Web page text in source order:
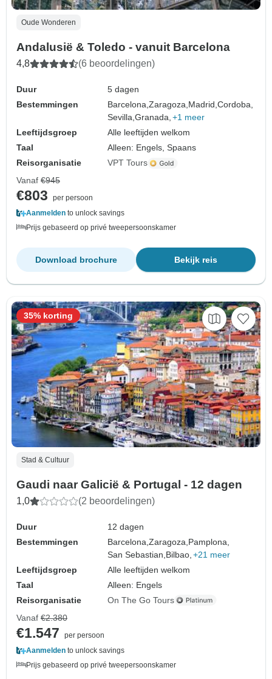
Oude Wonderen
Andalusië & Toledo - vanuit Barcelona
4,8 (6 beoordelingen)
Duur
5 dagen
Bestemmingen
Barcelona,Zaragoza,Madrid,Cordoba,
Sevilla,Granada, +1 meer
Leeftijdsgroep
Alle leeftijden welkom
Taal
Alleen: Engels, Spaans
Reisorganisatie
VPT Tours
Vanaf €945
€803
per persoon
Aanmelden to unlock savings
Prijs gebaseerd op privé tweepersoonskamer
Bekijk reis
Download brochure
Stad & Cultuur
Gaudi naar Galicië & Portugal - 12 dagen
1,0 (2 beoordelingen)
Duur
12 dagen
Bestemmingen
Barcelona,Zaragoza, Pamplona,
San Sebastian, Bilbao, +21 meer
Leeftijdsgroep
Alle leeftijden welkom
Taal
Alleen: Engels
Reisorganisatie
On The Go Tours
35% korting
Vanaf €2.380
€1.547
per persoon
Aanmelden to unlock savings
Prijs gebaseerd op privé tweepersoonskamer